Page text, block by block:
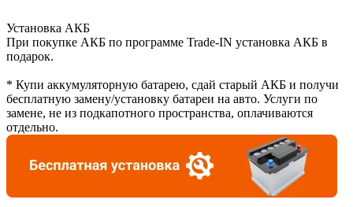
Установка АКБ
При покупке АКБ по программе Trade-IN установка АКБ в
подарок.
* Купи аккумуляторную батарею, сдай старый АКБ и получи
бесплатную замену/установку батареи на авто. Услуги по
замене, не из подкапотного пространства, оплачиваются
отдельно.